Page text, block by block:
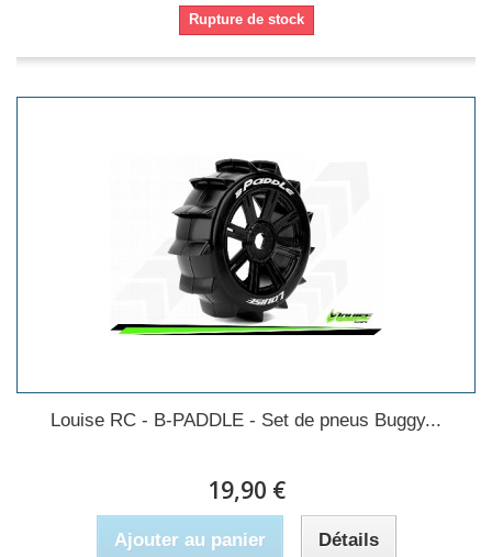
Rupture de stock
Louise RC - B-PADDLE - Set de pneus Buggy...
19,90 €
Ajouter au panier Détails